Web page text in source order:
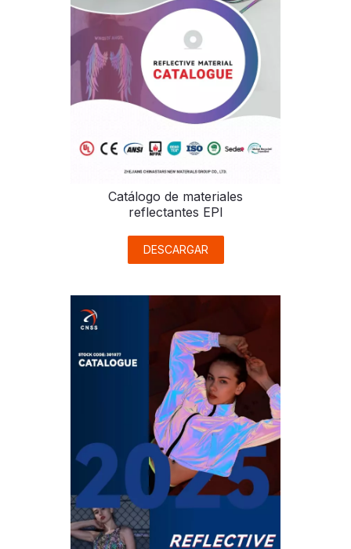
Catálogo de materiales
reflectantes EPI
DESCARGAR